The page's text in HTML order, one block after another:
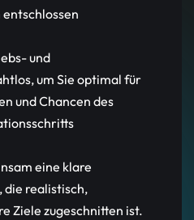
und
um Sie optimal für
und Chancen des
eine klare
realistisch,
Ziele zugeschnitten ist.